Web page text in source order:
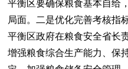
平衡区要确保粮食基本自给
局面。二是优化完善考核指
平衡区政府在粮食安全省长
增强粮食综合生产能力、保